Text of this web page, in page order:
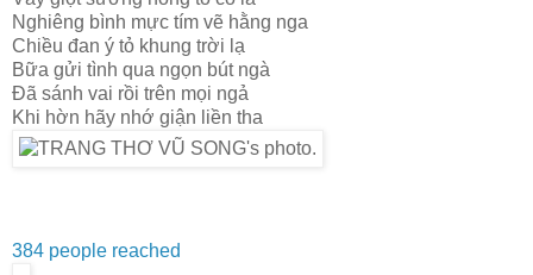
Nghiêng bình mực tím vẽ hằng nga
Chiều đan ý tỏ khung trời lạ
Bữa gửi tình qua ngọn bút ngà
Đã sánh vai rồi trên mọi ngả
Khi hờn hãy nhớ giận liền tha
384 people reached